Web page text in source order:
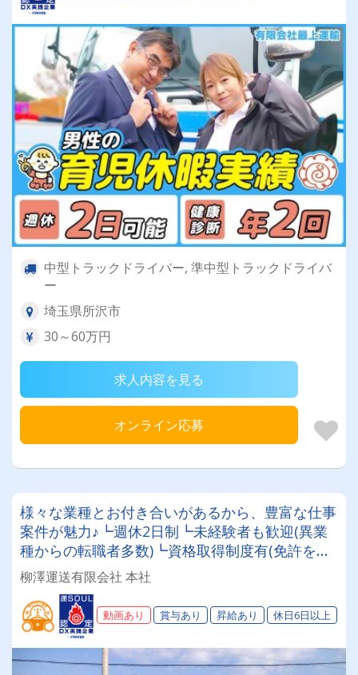
中型トラックドライバー, 準中型トラックドライバ
ー
埼玉県所沢市
30～60万円
求人内容を見る
オンライン応募
様々な業種とお付き合いがあるから、豊富な仕事
案件が魅力♪┗週休2日制┗未経験者も歓迎(異業
種からの転職者多数)┗資格取得制度有(免許をお
持ちでない方もOK)お客様・社員・地域の人に,末
長く愛される企業を目指しています。
柳澤運送有限会社 本社
動画あり 賞与あり 昇給あり 休日6日以上